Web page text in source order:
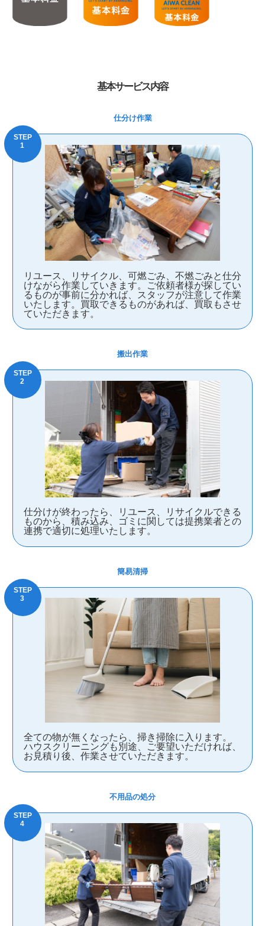
基本サービス内容
仕分け作業
リユース、リサイクル、可燃ごみ、不燃ごみと仕分
けながら作業していきます。ご依頼者様が探してい
るものが事前に分かれば、スタッフが注意して作業
いたします。買取できるものがあれば、買取もさせ
ていただきます。
搬出作業
仕分けが終わったら、リユース、リサイクルできる
ものから、積み込み、ゴミに関しては提携業者との
連携で適切に処理いたします。
簡易清掃
全ての物が無くなったら、掃き掃除に入ります。
ハウスクリーニングも別途、ご要望いただければ、
お見積り後、作業させていただきます。
不用品の処分